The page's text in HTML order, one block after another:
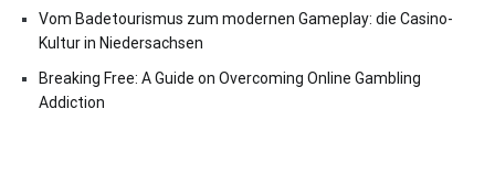
Vom Badetourismus zum modernen Gameplay: die Casino-
Kultur in Niedersachsen
Breaking Free: A Guide on Overcoming Online Gambling
Addiction